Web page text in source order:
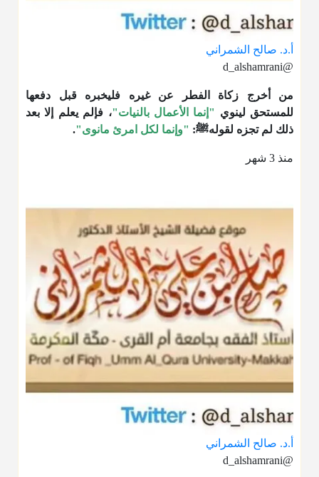
أ.د. صالح الشمراني
@d_alshamrani
من أخرج زكاة الفطر عن غيره فليخبره قبل دفعها
للمستحق لينوي "إنما الأعمال بالنيات"، فإلم يعلم إلا بعد
ذلك لم تجزه لقولهﷺ: "وإنما لكل امرئ مانوى".
منذ 3 شهر
أ.د. صالح الشمراني
@d_alshamrani